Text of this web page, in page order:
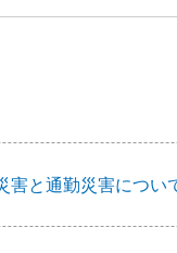
と通勤災害につい